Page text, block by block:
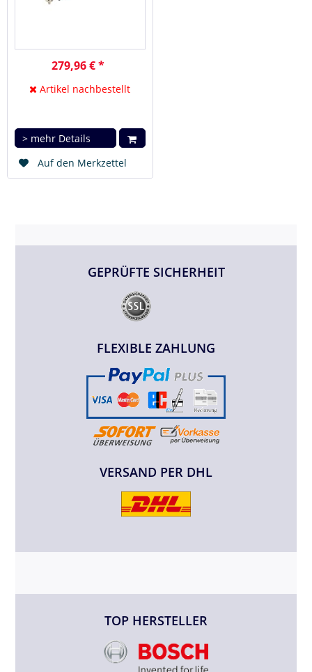
279,96 € *
Artikel nachbestellt
> mehr Details
Auf den Merkzettel
GEPRÜFTE SICHERHEIT
FLEXIBLE ZAHLUNG
VERSAND PER DHL
TOP HERSTELLER